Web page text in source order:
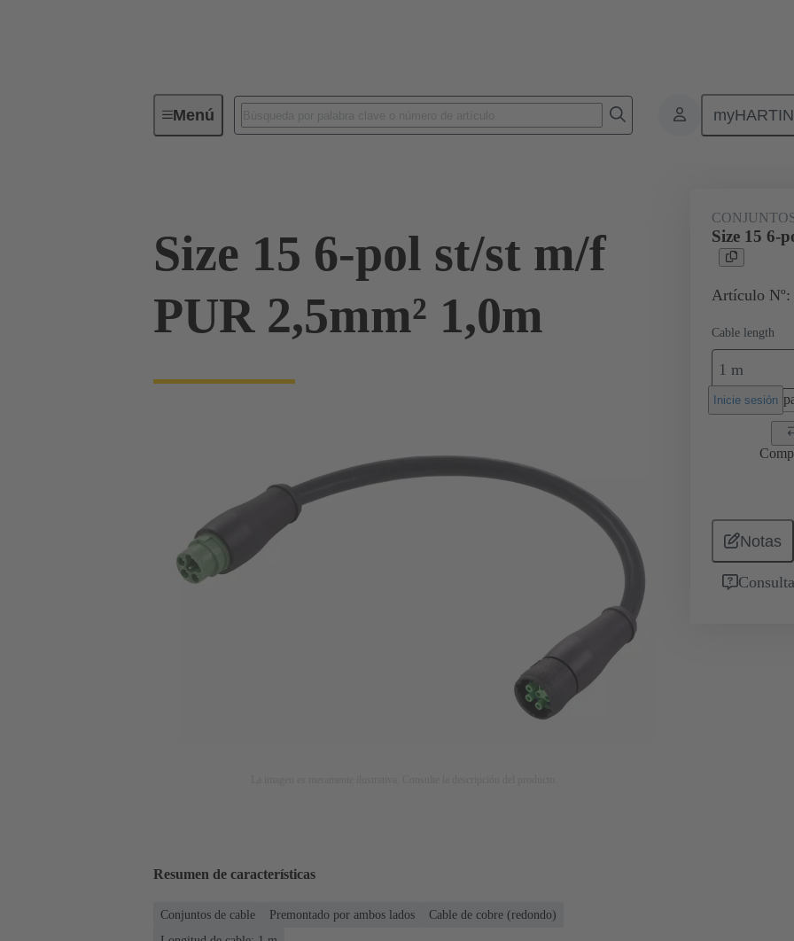
MenúCableados y cables a medida Conectores circulares Cableado de sistema
Size 15 6-pol st/st m/f
PUR 2,5mm² 1,0m
Size 15 6-
Artículo Nº:
Cable length
1 m
Inicie sesión
Notas
Resumen de características
Conjuntos de cable Premontado por ambos lados
Cable de cobre (redondo)